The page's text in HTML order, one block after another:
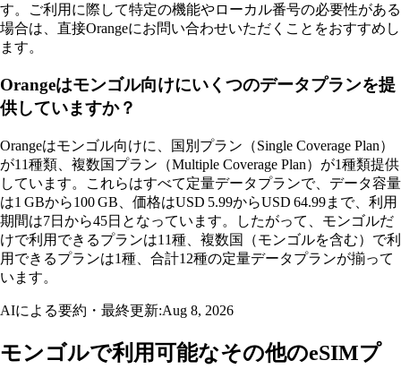
す。ご利用に際して特定の機能やローカル番号の必要性がある
場合は、直接Orangeにお問い合わせいただくことをおすすめし
ます。
Orangeはモンゴル向けにいくつのデータプランを提
供していますか？
Orangeはモンゴル向けに、国別プラン（Single Coverage Plan）
が11種類、複数国プラン（Multiple Coverage Plan）が1種類提供
しています。これらはすべて定量データプランで、データ容量
は1 GBから100 GB、価格はUSD 5.99からUSD 64.99まで、利用
期間は7日から45日となっています。したがって、モンゴルだ
けで利用できるプランは11種、複数国（モンゴルを含む）で利
用できるプランは1種、合計12種の定量データプランが揃って
います。
AIによる要約・最終更新:Aug 8, 2026
モンゴルで利用可能なその他のeSIMプ